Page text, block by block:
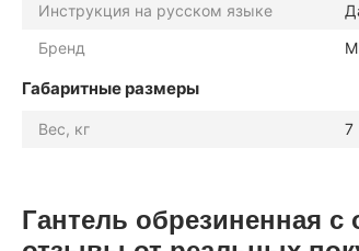
Инструкция на русском языке
Бренд
Габаритные размеры
Вес, кг 7
Гантель обрезиненная с